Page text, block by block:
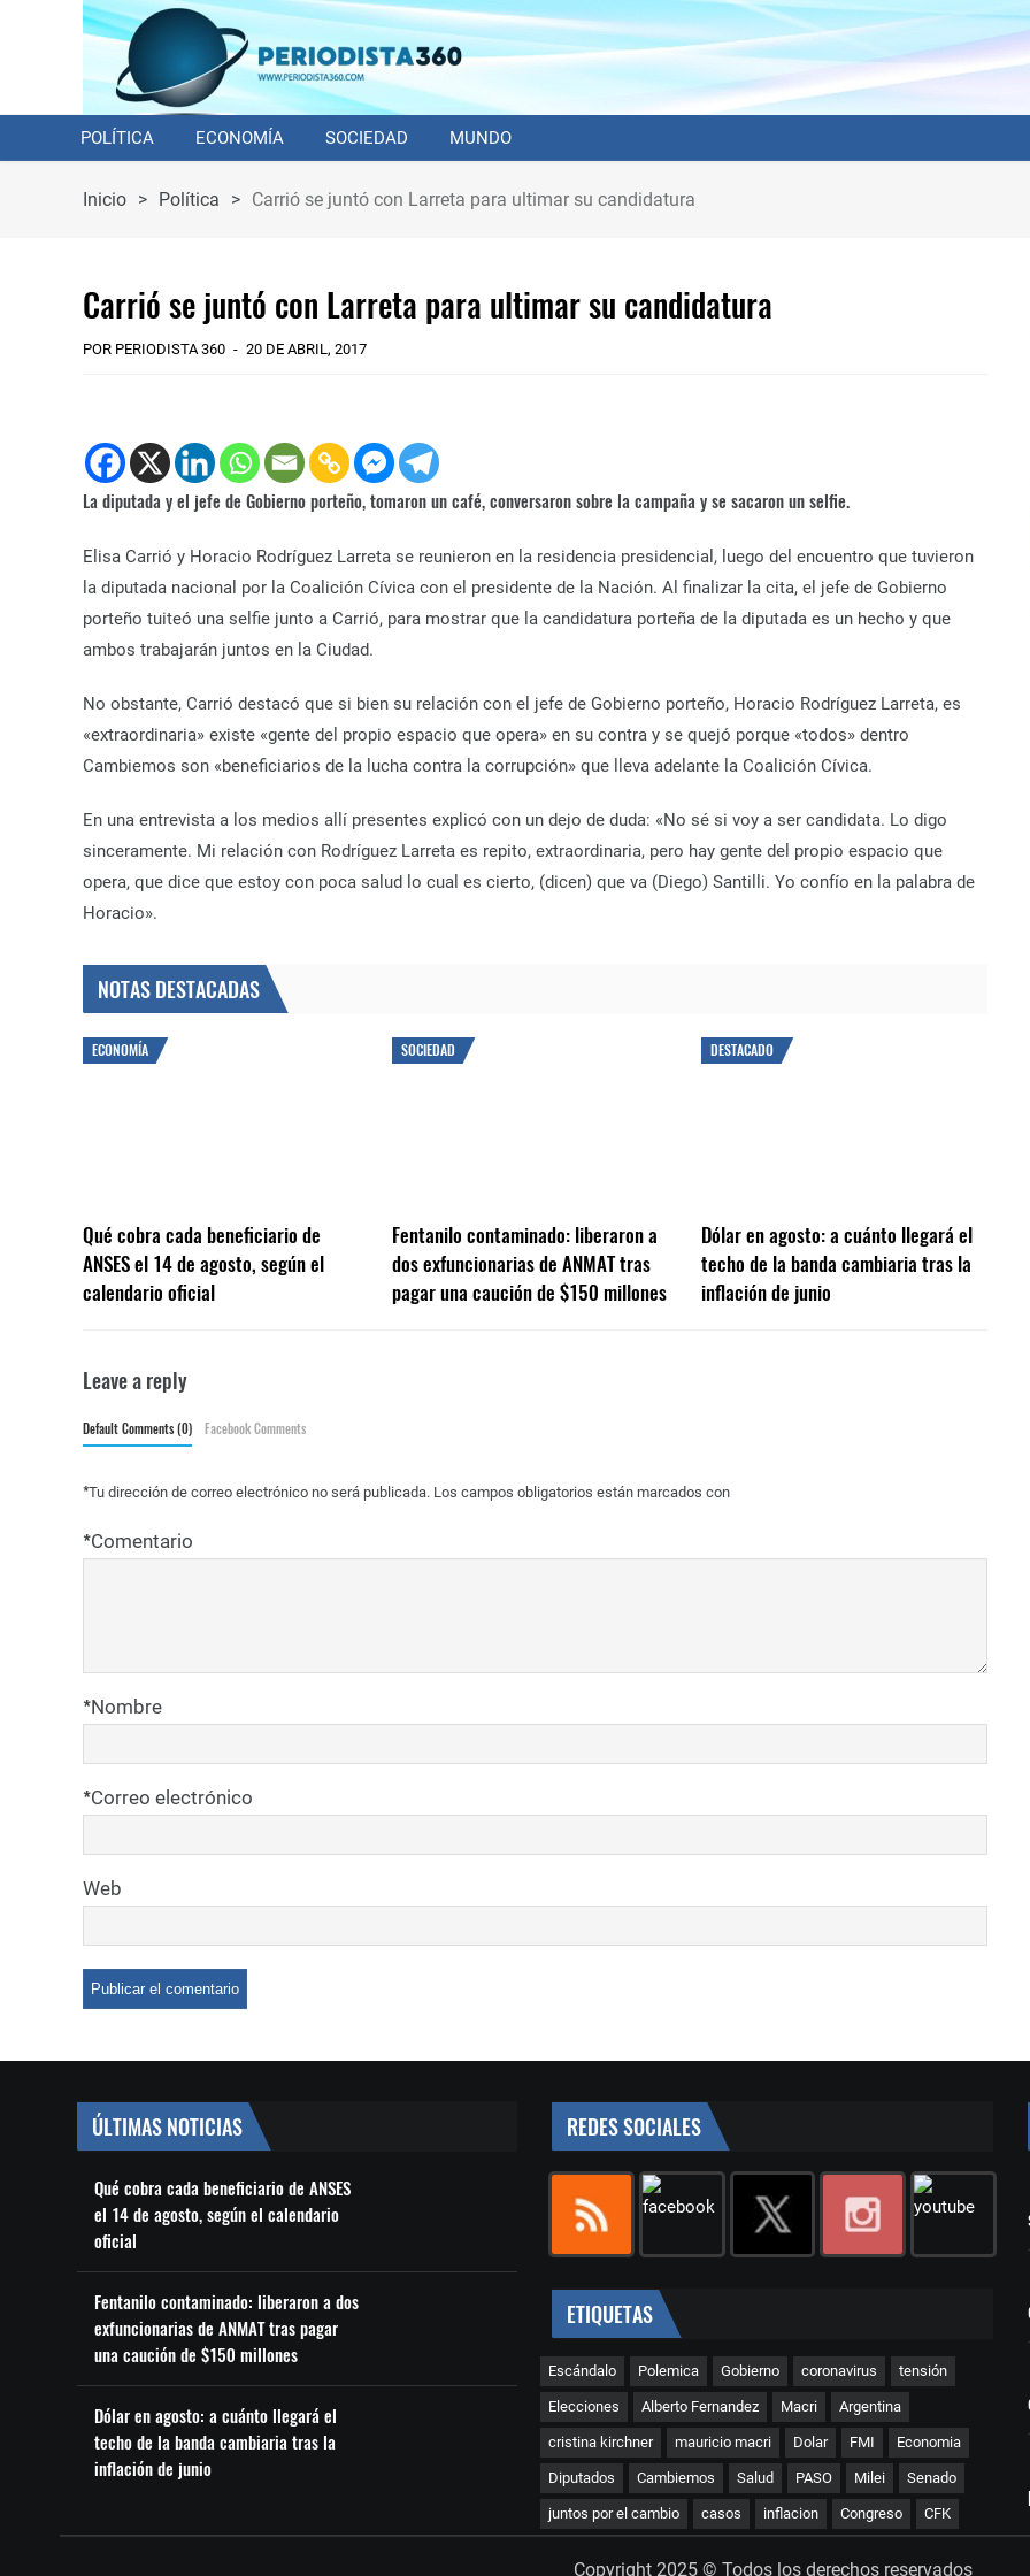
POLÍTICA ECONOMÍA SOCIEDAD MUNDO
Inicio > Política > Carrió se juntó con Larreta para ultimar su candidatura
Carrió se juntó con Larreta para ultimar su candidatura
POR PERIODISTA 360 20 DE ABRIL, 2017
La diputada y el jefe de Gobierno porteño, tomaron un café, conversaron sobre la campaña y se sacaron un selfie.
Elisa Carrió y Horacio Rodríguez Larreta se reunieron en la residencia presidencial, luego del encuentro que tuvieron
la diputada nacional por la Coalición Cívica con el presidente de la Nación. Al finalizar la cita, el jefe de Gobierno
porteño tuiteó una selfie junto a Carrió, para mostrar que la candidatura porteña de la diputada es un hecho y que
ambos trabajarán juntos en la Ciudad.
No obstante, Carrió destacó que si bien su relación con el jefe de Gobierno porteño, Horacio Rodríguez Larreta, es
«extraordinaria» existe «gente del propio espacio que opera» en su contra y se quejó porque «todos» dentro
Cambiemos son «beneficiarios de la lucha contra la corrupción» que lleva adelante la Coalición Cívica.
En una entrevista a los medios allí presentes explicó con un dejo de duda: «No sé si voy a ser candidata. Lo digo
sinceramente. Mi relación con Rodríguez Larreta es repito, extraordinaria, pero hay gente del propio espacio que
opera, que dice que estoy con poca salud lo cual es cierto, (dicen) que va (Diego) Santilli. Yo confío en la palabra de
Horacio».
NOTAS DESTACADAS
ECONOMÍA
Qué cobra cada beneficiario de
ANSES el 14 de agosto, según el
calendario oficial
SOCIEDAD
Fentanilo contaminado: liberaron a
dos exfuncionarias de ANMAT tras
pagar una caución de $150 millones
DESTACADO
Dólar en agosto: a cuánto llegará el
techo de la banda cambiaria tras la
inflación de junio
Leave a reply
Default Comments (0) Facebook Comments
Tu dirección de correo electrónico no será publicada. Los campos obligatorios están marcados con
*
Comentario
*
Nombre
*
Correo electrónico
*
Web
ÚLTIMAS NOTICIAS
Qué cobra cada beneficiario de ANSES
el 14 de agosto, según el calendario
oficial
Fentanilo contaminado: liberaron a dos
exfuncionarias de ANMAT tras pagar
una caución de $150 millones
Dólar en agosto: a cuánto llegará el
techo de la banda cambiaria tras la
inflación de junio
REDES SOCIALES
ETIQUETAS
Escándalo Polemica Gobierno coronavirus tensión
Elecciones Alberto Fernandez Macri Argentina
cristina kirchner mauricio macri Dolar FMI Economia
Diputados Cambiemos Salud PASO Milei Senado
juntos por el cambio casos inflacion Congreso CFK
Copyright 2025 © Todos los derechos reservados